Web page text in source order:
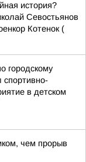
история?
Севостьянов
Котенок (
городскому
спортивно-
в детском
чем прорыв